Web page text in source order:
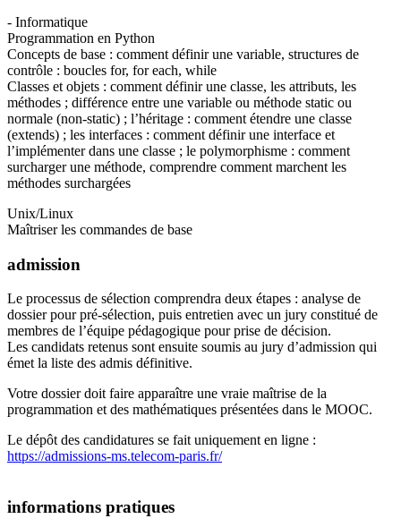
- Informatique
Programmation en Python
Concepts de base : comment définir une variable, structures de
contrôle : boucles for, for each, while
Classes et objets : comment définir une classe, les attributs, les
méthodes ; différence entre une variable ou méthode static ou
normale (non-static) ; l’héritage : comment étendre une classe
(extends) ; les interfaces : comment définir une interface et
l’implémenter dans une classe ; le polymorphisme : comment
surcharger une méthode, comprendre comment marchent les
méthodes surchargées
Unix/Linux
Maîtriser les commandes de base
admission
Le processus de sélection comprendra deux étapes : analyse de
dossier pour pré-sélection, puis entretien avec un jury constitué de
membres de l’équipe pédagogique pour prise de décision.
Les candidats retenus sont ensuite soumis au jury d’admission qui
émet la liste des admis définitive.
Votre dossier doit faire apparaître une vraie maîtrise de la
programmation et des mathématiques présentées dans le MOOC.
Le dépôt des candidatures se fait uniquement en ligne :
https://admissions-ms.telecom-paris.fr/
informations pratiques